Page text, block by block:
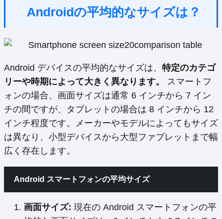
Androidの平均的なサイズは？
Android デバイスの平均的なサイズは、 特定のカテゴ
リーや時期によって大きく異なります。
スマートフ
ォンの場合、画面サイズは通常 6 インチから 7 イン
チの間ですが、タブレットの場合は 8 インチから 12
インチ程度です。メーカーやモデルによってもサイズ
は異なり、小型デバイスから大型ファブレットまで幅
広く存在します。
Android スマートフォンの平均サイズ
画面サイズ: 現在の Android スマートフォンの平